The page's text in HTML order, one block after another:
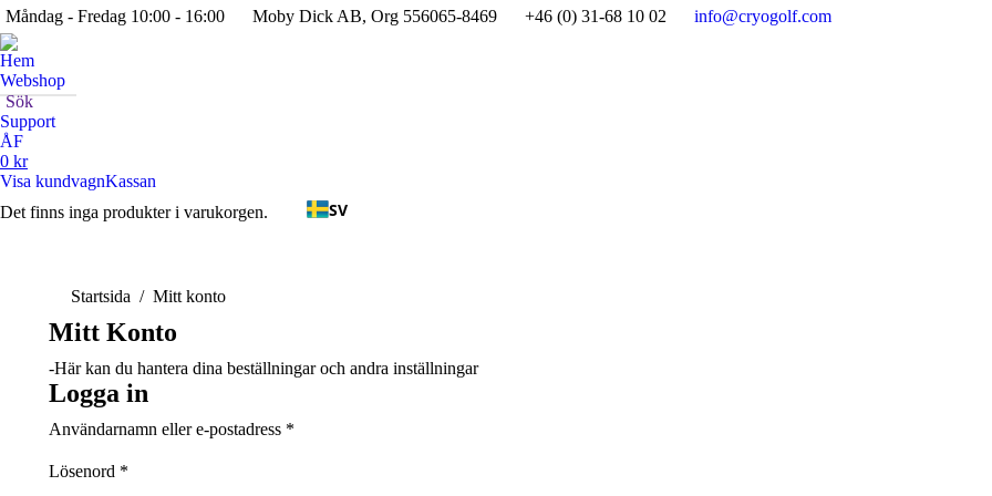
Måndag - Fredag 10:00 - 16:00 Moby Dick AB, Org 556065-8469 +46 (0) 31-68 10 02 info@cryogolf.com
Hem
Webshop
Search:
Sök
Support
ÅF
0 kr
Visa kundvagnKassan
Det finns inga produkter i varukorgen.
SV
Du är här:
Startsida Mitt konto
Mitt Konto
-Här kan du hantera dina beställningar och andra inställningar
Logga in
Användarnamn eller e-postadress *
Lösenord *